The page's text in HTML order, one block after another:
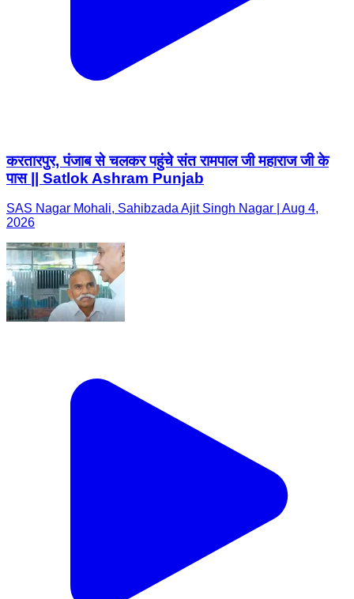
करतारपुर, पंजाब से चलकर पहुंचे संत रामपाल जी महाराज जी के
पास || Satlok Ashram Punjab
SAS Nagar Mohali, Sahibzada Ajit Singh Nagar | Aug 4,
2026